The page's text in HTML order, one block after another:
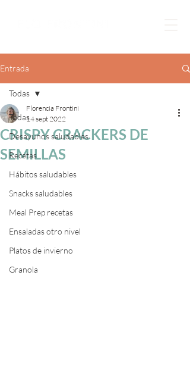
Entrada
Todas
Desayunos saludables
Recetas
Hábitos saludables
Snacks saludables
Meal Prep recetas
Ensaladas otro nivel
Platos de invierno
Granola
Todas
CRISPY CRACKERS DE
SEMILLAS
Florencia Frontini
14 sept 2022